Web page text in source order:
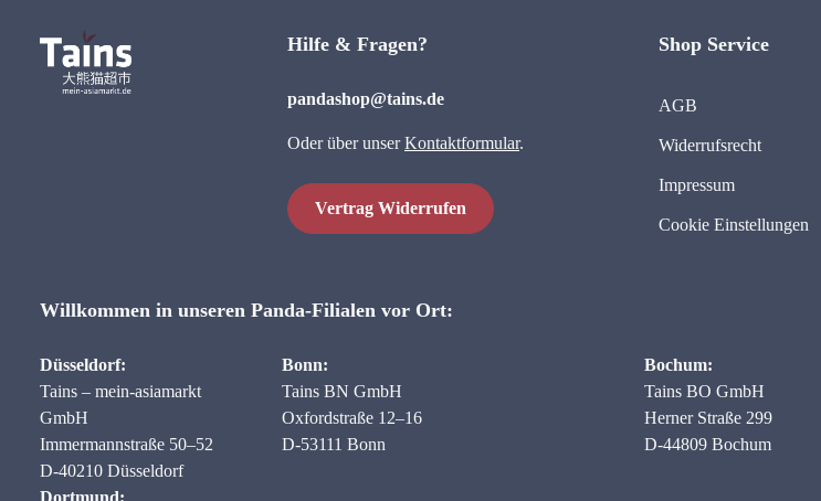
Willkommen in unseren Panda-Filialen vor Ort:
Düsseldorf:
Tains – mein-asiamarkt
GmbH
Immermannstraße 50–52
D-40210 Düsseldorf
Bonn:
Tains BN GmbH
Oxfordstraße 12–16
D-53111 Bonn
Bochum:
Tains BO GmbH
Herner Straße 299
D-44809 Bochum
Dortmund:
Hilfe & Fragen?
pandashop@tains.de
Oder über unserKontaktformular.
Vertrag Widerrufen
Shop Service
AGB
Widerrufsrecht
Impressum
Cookie Einstellungen